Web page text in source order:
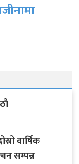
वार्षिक
सम्पन्न